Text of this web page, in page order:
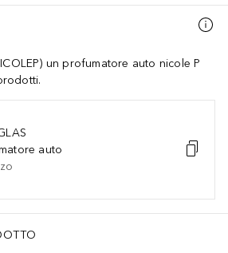
un profumatore auto nicole P
auto